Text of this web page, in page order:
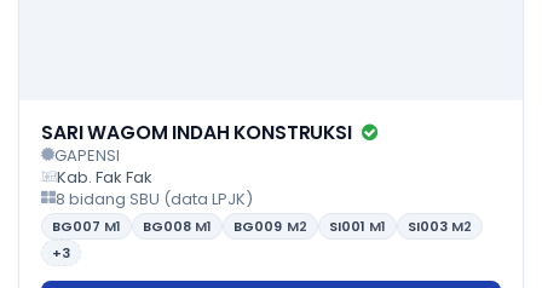
SARI WAGOM INDAH KONSTRUKSI
GAPENSI
Kab. Fak Fak
8 bidang SBU (data LPJK)
BG007 M1 BG008 M1 BG009 M2 SI001 M1 SI003 M2
+3